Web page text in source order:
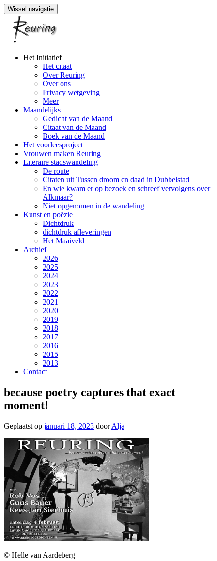
Wissel navigatie
Naar
Het Initiatief
Het citaat
Over Reuring
Over ons
Privacy wetgeving
Meer
Maandelijks
Gedicht van de Maand
Citaat van de Maand
Boek van de Maand
Het voorleesproject
Vrouwen maken Reuring
Literaire stadswandeling
De route
Citaten uit Tussen droom en daad in Dubbelstad
En wie kwam er op bezoek en schreef vervolgens over
Alkmaar?
Niet opgenomen in de wandeling
Kunst en poëzie
Dichtdruk
dichtdruk afleveringen
Het Maaiveld
Archief
2026
2025
2024
2023
2022
2021
2020
2019
2018
2017
2016
2015
2013
Contact
because poetry captures that exact
moment!
Geplaatst op januari 18, 2023 doorAlja
© Helle van Aardeberg